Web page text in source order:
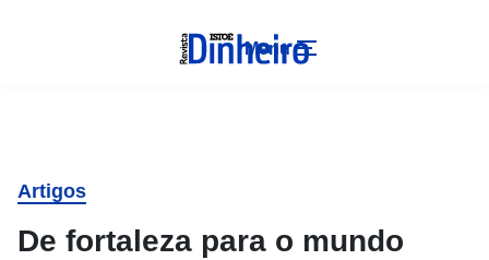
Menu
Artigos
De fortaleza para o mundo